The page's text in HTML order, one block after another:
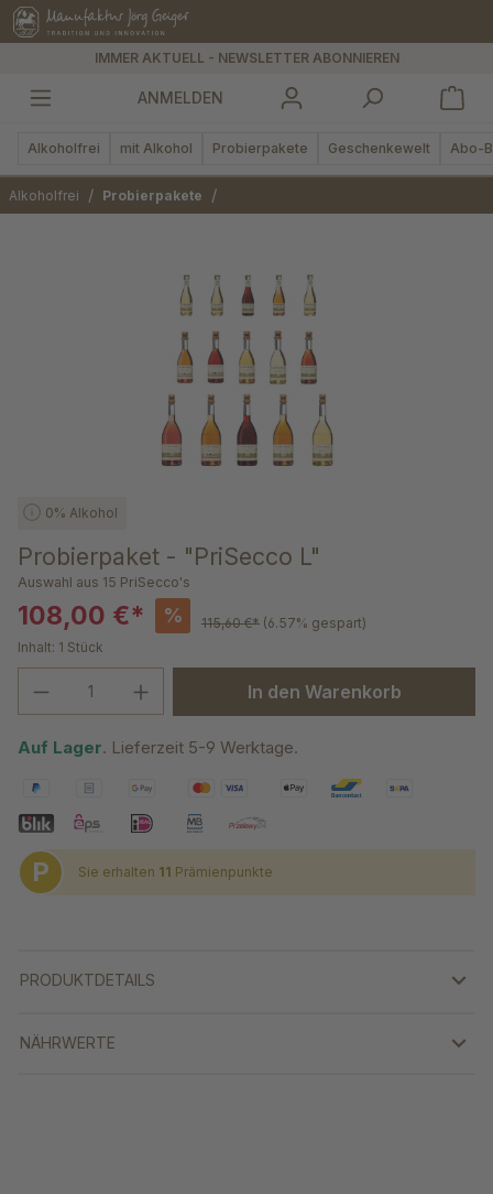
springen
IMMER AKTUELL - NEWSLETTER ABONNIEREN
ANMELDEN
Alkoholfrei mit Alkohol Probierpakete Geschenkewelt Abo-
Alkoholfrei / Probierpakete /
0% Alkohol
Probierpaket - "PriSecco L"
Auswahl aus 15 PriSecco's
108,00 €* % 115,60 €* (6.57% gespart)
Inhalt: 1 Stück
Produkt Anzahl: Gib den gewünschten
In den Warenkorb
Auf Lager. Lieferzeit 5-9 Werktage.
P Sie erhalten 11 Prämienpunkte
PRODUKTDETAILS
NÄHRWERTE